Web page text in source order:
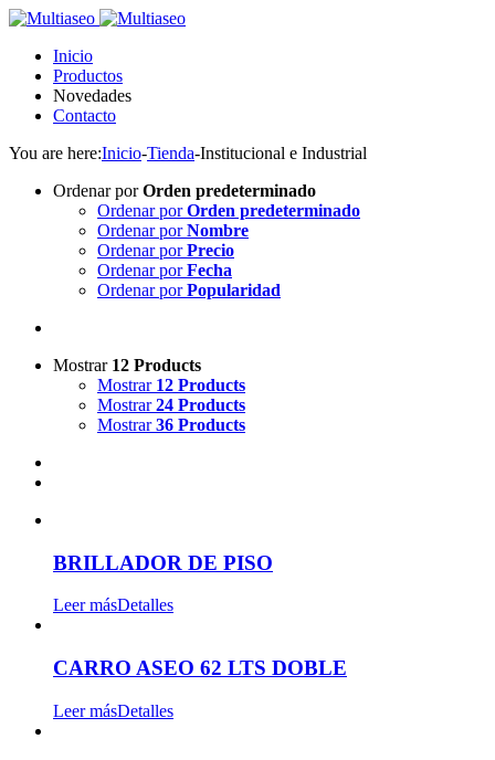
Inicio
Productos
Novedades
Contacto
You are here:Inicio-Tienda-Institucional e Industrial
Ordenar porOrden predeterminado
Ordenar porOrden predeterminado
Ordenar porNombre
Ordenar porPrecio
Ordenar porFecha
Ordenar porPopularidad
Mostrar 12 Products
Mostrar 12 Products
Mostrar24 Products
Mostrar36 Products
BRILLADOR DE PISO
Leer másDetalles
CARRO ASEO 62 LTS DOBLE
Leer másDetalles